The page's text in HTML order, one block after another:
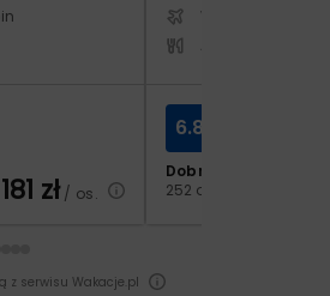
zł/ os.
Warszawa -
Dobry
252 opinie
6.8
z serwisu Wakacje.pl